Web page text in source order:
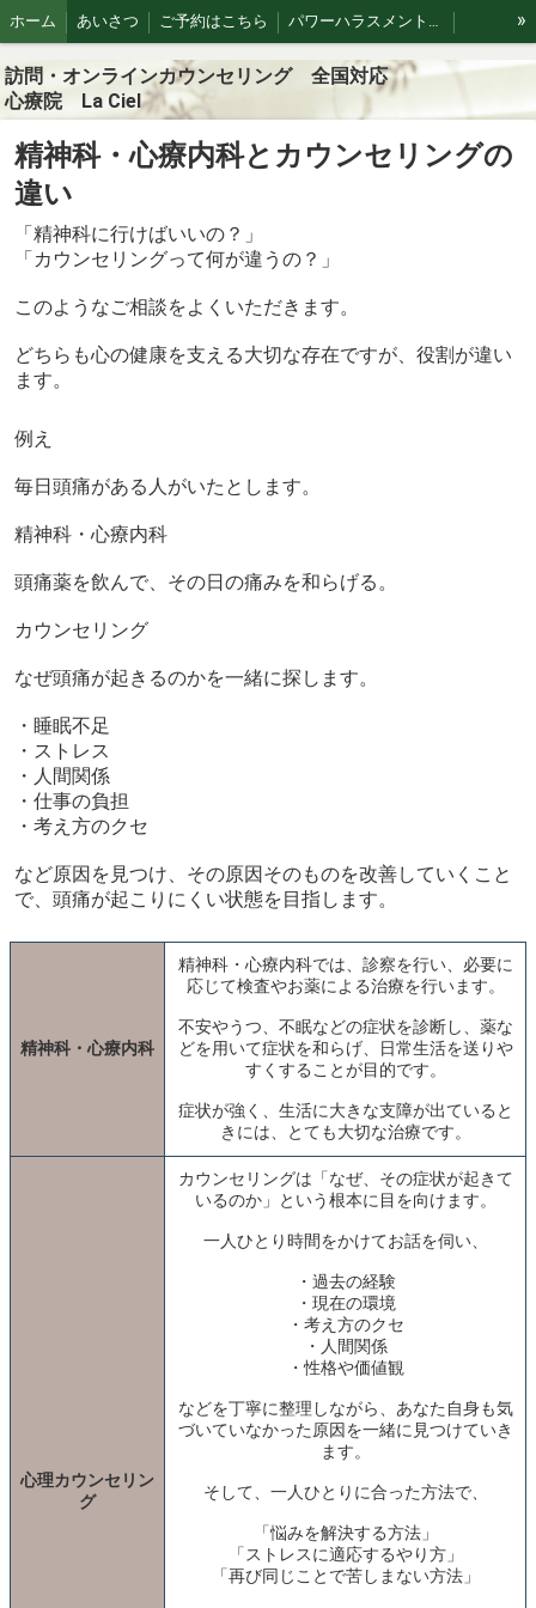
ホーム あいさつ ご予約はこちら パワーハラスメントや職場トラブル
精神疾患について カウンセラー紹介
注目情報 フローカウンセリング
»
訪問・オンラインカウンセリング 全国対応
心療院 La Ciel
精神科・心療内科とカウンセリングの
違い
「精神科に行けばいいの？」
「カウンセリングって何が違うの？」
このようなご相談をよくいただきます。
どちらも心の健康を支える大切な存在ですが、役割が違い
ます。
例え
毎日頭痛がある人がいたとします。
精神科・心療内科
頭痛薬を飲んで、その日の痛みを和らげる。
カウンセリング
なぜ頭痛が起きるのかを一緒に探します。
・睡眠不足
・ストレス
・人間関係
・仕事の負担
・考え方のクセ
など原因を見つけ、その原因そのものを改善していくこと
で、頭痛が起こりにくい状態を目指します。
精神科・心療内科
精神科・心療内科では、診察を行い、必要に
応じて検査やお薬による治療を行います。
不安やうつ、不眠などの症状を診断し、薬な
どを用いて症状を和らげ、日常生活を送りや
すくすることが目的です。
症状が強く、生活に大きな支障が出ていると
きには、とても大切な治療です。
心理カウンセリン
グ
カウンセリングは「なぜ、その症状が起きて
いるのか」という根本に目を向けます。
一人ひとり時間をかけてお話を伺い、
・過去の経験
・現在の環境
・考え方のクセ
・人間関係
・性格や価値観
などを丁寧に整理しながら、あなた自身も気
づいていなかった原因を一緒に見つけていき
ます。
そして、一人ひとりに合った方法で、
「悩みを解決する方法」
「ストレスに適応するやり方」
「再び同じことで苦しまない方法」